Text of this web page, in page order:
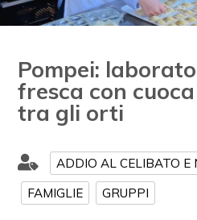
Pompei:
fresca con
tra gli orti
ADDIO AL CELIBATO E
FAMIGLIE
GRUPPI